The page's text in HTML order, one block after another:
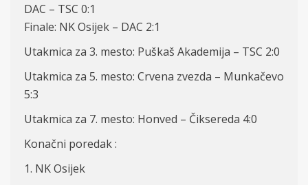
DAC – TSC 0:1
Finale: NK Osijek – DAC 2:1
Utakmica za 3. mesto: Puškaš Akademija – TSC 2:0
Utakmica za 5. mesto: Crvena zvezda – Munkačevo
5:3
Utakmica za 7. mesto: Honved – Čiksereda 4:0
Konačni poredak :
1. NK Osijek